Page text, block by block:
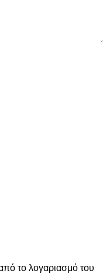
το λογαριασμό του